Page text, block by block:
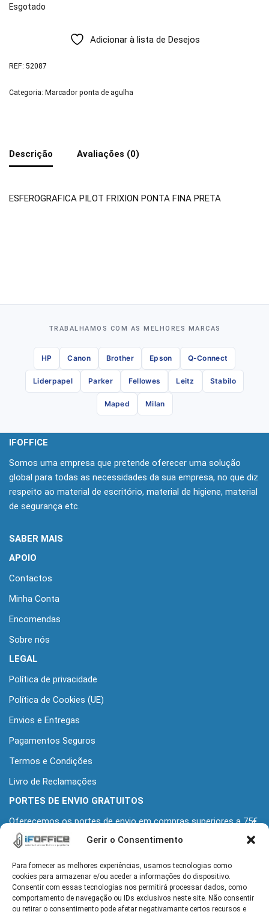
Gerir o Consentimento
Para fornecer as melhores experiências, usamos tecnologias como
cookies para armazenar e/ou aceder a informações do dispositivo.
Consentir com essas tecnologias nos permitirá processar dados, como
comportamento de navegação ou IDs exclusivos neste site. Não consentir
ou retirar o consentimento pode afetar negativamante certos recursos e
Esgotado
Adicionar à lista de Desejos
REF: 52087
Categoria: Marcador ponta de agulha
Descrição Avaliações (0)
ESFEROGRAFICA PILOT FRIXION PONTA FINA PRETA
TRABALHAMOS COM AS MELHORES MARCAS
HP Canon Brother Epson Q-Connect
Liderpapel Parker Fellowes Leitz Stabilo
Maped Milan
IFOFFICE
Somos uma empresa que pretende oferecer uma solução
global para todas as necessidades da sua empresa, no que diz
respeito ao material de escritório, material de higiene, material
de segurança etc.
SABER MAIS
APOIO
Contactos
Minha Conta
Encomendas
Sobre nós
LEGAL
Política de privacidade
Política de Cookies (UE)
Envios e Entregas
Pagamentos Seguros
Termos e Condições
Livro de Reclamações
PORTES DE ENVIO GRATUITOS
Oferecemos os portes de envio em compras superiores a 75€
+iva
MORADA
Alameda Grupo Desportivo Alcochetense 139
2890-110 Alcochete